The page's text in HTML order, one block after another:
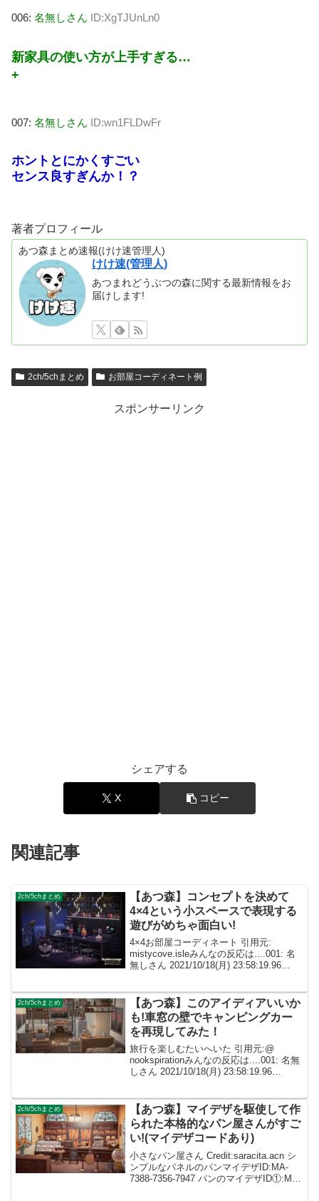
006: 名無しさん ID:XgTJUnLn0
新家具の使い方が上手すぎる…
+
007: 名無しさん ID:wn1FLDwFr
ホントとにかくすごい
センス良すぎんか！？
著者プロフィール
あつ森まとめ速報(けけ速管理人)
けけ速(管理人)
あつまれどうぶつの森に関する最新情報をお
届けします!
2ch/5chまとめ お部屋コーディネート例
スポンサーリンク
シェアする
X コピー
関連記事
2ch/5chまとめ
【あつ森】コンセプトを決めて
4×4という小スペースで表現する
遊びがめちゃ面白い!
4×4お部屋コーディネート 引用元:
mistycove.isleみんなの反応は....001: 名
無しさん 2021/10/18(月) 23:58:19.96
2ch/5chまとめ
【あつ森】このアイディアいいか
も!車窓の壁でキャンピングカー
を再現してみた！
旅行を楽しむたいへいた 引用元:@
nookspirationみんなの反応は....001: 名無
しさん 2021/10/18(月) 23:58:19.96
2ch/5chまとめ
【あつ森】マイデザを駆使して作
られた本格的なパン屋さんがすご
い!(マイデザコードあり)
小さなパン屋さん Credit:saracita.acn シ
ンプルなパネルのパンマイデザID:MA-
7388-7356-7947 パンのマイデザID①:MA-